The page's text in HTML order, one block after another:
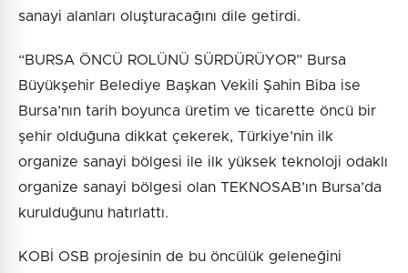
sanayi alanları oluşturacağını dile getirdi.
“BURSA ÖNCÜ ROLÜNÜ SÜRDÜRÜYOR” Bursa
Büyükşehir Belediye Başkan Vekili Şahin Biba ise
Bursa’nın tarih boyunca üretim ve ticarette öncü bir
şehir olduğuna dikkat çekerek, Türkiye’nin ilk
organize sanayi bölgesi ile ilk yüksek teknoloji odaklı
organize sanayi bölgesi olan TEKNOSAB’ın Bursa’da
kurulduğunu hatırlattı.
KOBİ OSB projesinin de bu öncülük geleneğini